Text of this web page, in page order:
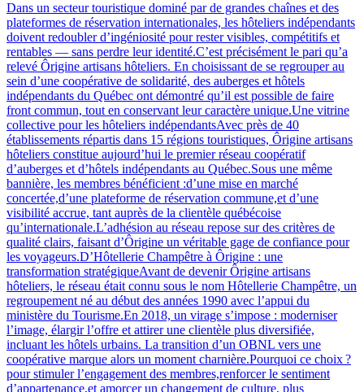
Dans un secteur touristique dominé par de grandes chaînes et des
plateformes de réservation internationales, les hôteliers indépendants
doivent redoubler d’ingéniosité pour rester visibles, compétitifs et
rentables — sans perdre leur identité.C’est précisément le pari qu’a
relevé Ôrigine artisans hôteliers. En choisissant de se regrouper au
sein d’une coopérative de solidarité, des auberges et hôtels
indépendants du Québec ont démontré qu’il est possible de faire
front commun, tout en conservant leur caractère unique.Une vitrine
collective pour les hôteliers indépendantsAvec près de 40
établissements répartis dans 15 régions touristiques, Ôrigine artisans
hôteliers constitue aujourd’hui le premier réseau coopératif
d’auberges et d’hôtels indépendants au Québec.Sous une même
bannière, les membres bénéficient :d’une mise en marché
concertée,d’une plateforme de réservation commune,et d’une
visibilité accrue, tant auprès de la clientèle québécoise
qu’internationale.L’adhésion au réseau repose sur des critères de
qualité clairs, faisant d’Ôrigine un véritable gage de confiance pour
les voyageurs.D’Hôtellerie Champêtre à Ôrigine : une
transformation stratégiqueAvant de devenir Ôrigine artisans
hôteliers, le réseau était connu sous le nom Hôtellerie Champêtre, un
regroupement né au début des années 1990 avec l’appui du
ministère du Tourisme.En 2018, un virage s’impose : moderniser
l’image, élargir l’offre et attirer une clientèle plus diversifiée,
incluant les hôtels urbains. La transition d’un OBNL vers une
coopérative marque alors un moment charnière.Pourquoi ce choix ?
pour stimuler l’engagement des membres,renforcer le sentiment
d’appartenance,et amorcer un changement de culture, plus